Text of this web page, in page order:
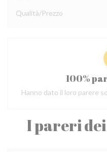
I pareri
Qualità/Prezzo
100%
Hanno dato il loro parere